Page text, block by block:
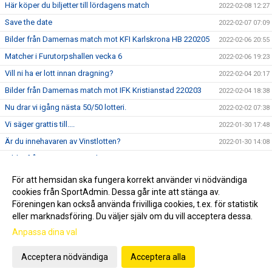
Här köper du biljetter till lördagens match 2022-02-08 12:27
Save the date 2022-02-07 07:09
Bilder från Damernas match mot KFI Karlskrona HB 220205 2022-02-06 20:55
Matcher i Furutorpshallen vecka 6 2022-02-06 19:23
Vill ni ha er lott innan dragning? 2022-02-04 20:17
Bilder från Damernas match mot IFK Kristianstad 220203 2022-02-04 18:38
Nu drar vi igång nästa 50/50 lotteri. 2022-02-02 07:38
Vi säger grattis till.... 2022-01-30 17:48
Är du innehavaren av Vinstlotten? 2022-01-30 14:08
Bilder från Herrarnas match mot Tyresö HK 220129
Vinnare 50/50 2022-01-29 17:07
50/50 lotter på Stugtema och Ica 2022-01-28 23:48
Ännu en fyrapoängsmatch för VHK mot Tyresö. 2022-01-28 08:56
Viktig info om VFC Cupen 2022
Bilder från Damernas match mot HF Eslövstjejerna 220121
För att hemsidan ska fungera korrekt använder vi nödvändiga
cookies från SportAdmin. Dessa går inte att stänga av.
Föreningen kan också använda frivilliga cookies, t.ex. för statistik
eller marknadsföring. Du väljer själv om du vill acceptera dessa.
Anpassa dina val
Acceptera nödvändiga Acceptera alla